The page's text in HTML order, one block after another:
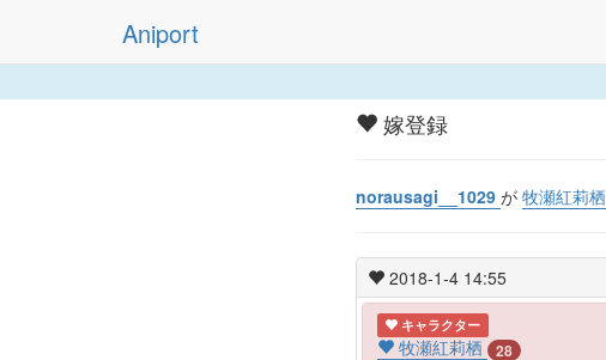
Aniport
嫁登録
norausagi__1029 が 牧瀬紅莉栖
2018-1-4 14:55
キャラクター
牧瀬紅莉栖 28